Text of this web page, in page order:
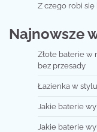
Z czego robi
Najnowsze
Złote baterie w
bez przesady
Łazienka w
Jakie baterie
Jakie baterie